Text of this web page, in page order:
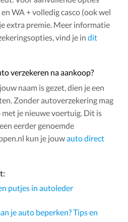
WA + volledig casco (ook wel
extra premie. Meer informatie
vind je in dit
verzekeren na aankoop?
naam is gezet, dien je een
Zonder autoverzekering mag
je nieuwe voertuig. Dit is
eerder genoemde
kun je jouwauto direct
putjes in autoleder
je auto beperken? Tips en